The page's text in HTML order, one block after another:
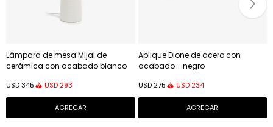
Lámpara de mesa Mijal de
cerámica con acabado blanco
USD345 USD 293
Aplique Dione de acero con
acabado - negro
USD 275 USD 234